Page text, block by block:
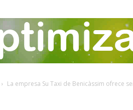
La empresa Su Taxi de Benicàssim ofrece